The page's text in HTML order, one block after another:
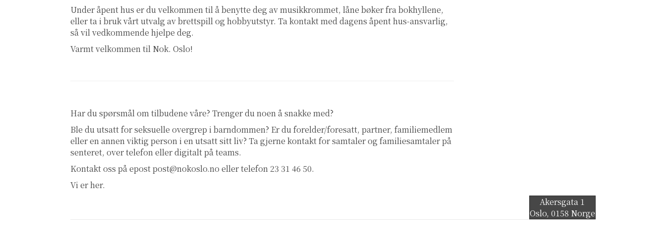
Under åpent hus er du velkommen til å benytte deg av musikkrommet, låne bøker fra bokhyllene,
eller ta i bruk vårt utvalg av brettspill og hobbyutstyr. Ta kontakt med dagens åpent hus-ansvarlig,
så vil vedkommende hjelpe deg.
Varmt velkommen til Nok. Oslo!
Har du spørsmål om tilbudene våre? Trenger du noen å snakke med?
Ble du utsatt for seksuelle overgrep i barndommen? Er du forelder/foresatt, partner, familiemedlem
eller en annen viktig person i en utsatt sitt liv? Ta gjerne kontakt for samtaler og familiesamtaler på
senteret, over telefon eller digitalt på teams.
Kontakt oss på epostpost@nokoslo.no eller telefon 23 31 46 50.
Vi er her.
Akersgata 1
Oslo, 0158 Norge